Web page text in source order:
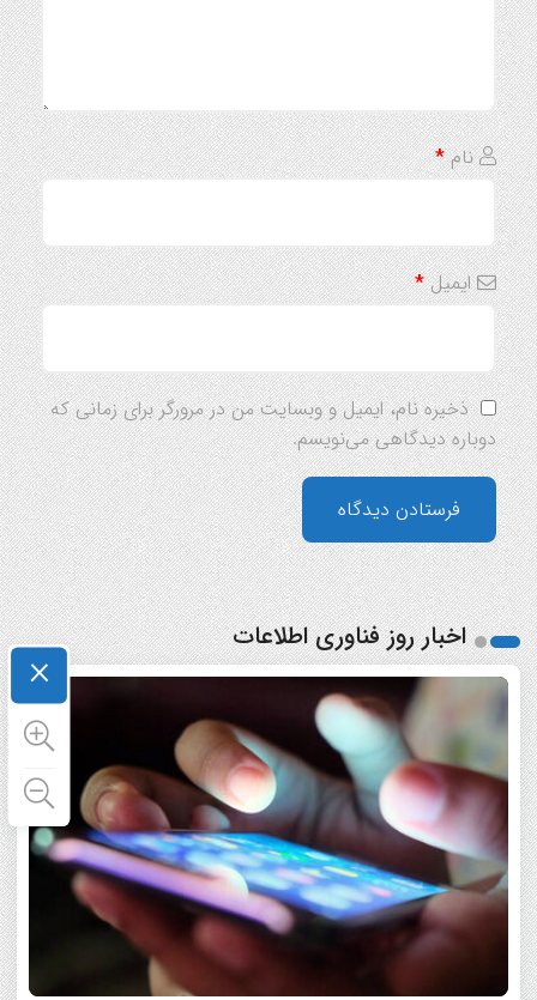
نام*
ایمیل*
ذخیره نام، ایمیل و وبسایت من در مرورگر برای زمانی که
دوباره دیدگاهی می‌نویسم.
اخبار روز فناوری اطلاعات
×